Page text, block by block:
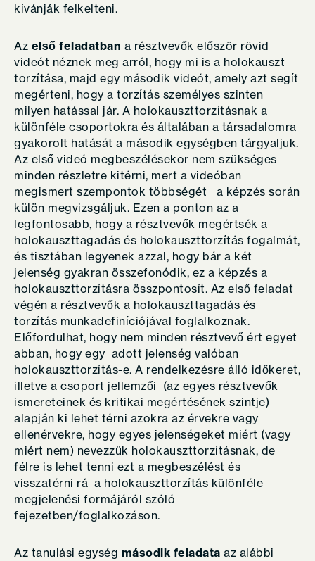
kívánják felkelteni.
Az első feladatban a résztvevők először rövid
videót néznek meg arról, hogy mi is a holokauszt
torzítása, majd egy második videót, amely azt segít
megérteni, hogy a torzítás személyes szinten
milyen hatással jár. A holokauszttorzításnak a
különféle csoportokra és általában a társadalomra
gyakorolt hatását a második egységben tárgyaljuk.
Az első videó megbeszélésekor nem szükséges
minden részletre kitérni, mert a videóban
megismert szempontok többségét a képzés során
külön megvizsgáljuk. Ezen a ponton az a
legfontosabb, hogy a résztvevők megértsék a
holokauszttagadás és holokauszttorzítás fogalmát,
és tisztában legyenek azzal, hogy bár a két
jelenség gyakran összefonódik, ez a képzés a
holokauszttorzításra összpontosít. Az első feladat
végén a résztvevők a holokauszttagadás és
torzítás munkadefiníciójával foglalkoznak.
Előfordulhat, hogy nem minden résztvevő ért egyet
abban, hogy egy adott jelenség valóban
holokauszttorzítás-e. A rendelkezésre álló időkeret,
illetve a csoport jellemzői (az egyes résztvevők
ismereteinek és kritikai megértésének szintje)
alapján ki lehet térni azokra az érvekre vagy
ellenérvekre, hogy egyes jelenségeket miért (vagy
miért nem) nevezzük holokauszttorzításnak, de
félre is lehet tenni ezt a megbeszélést és
visszatérni rá a holokauszttorzítás különféle
megjelenési formájáról szóló
fejezetben/foglalkozáson.
Az tanulási egység második feladata az alábbi